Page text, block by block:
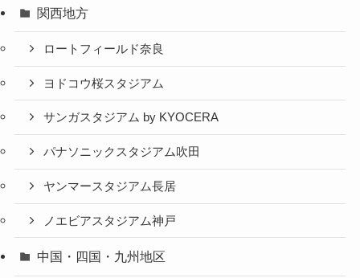
関西地方
ロートフィールド奈良
ヨドコウ桜スタジアム
サンガスタジアム by KYOCERA
パナソニックスタジアム吹田
ヤンマースタジアム長居
ノエビアスタジアム神戸
中国・四国・九州地区